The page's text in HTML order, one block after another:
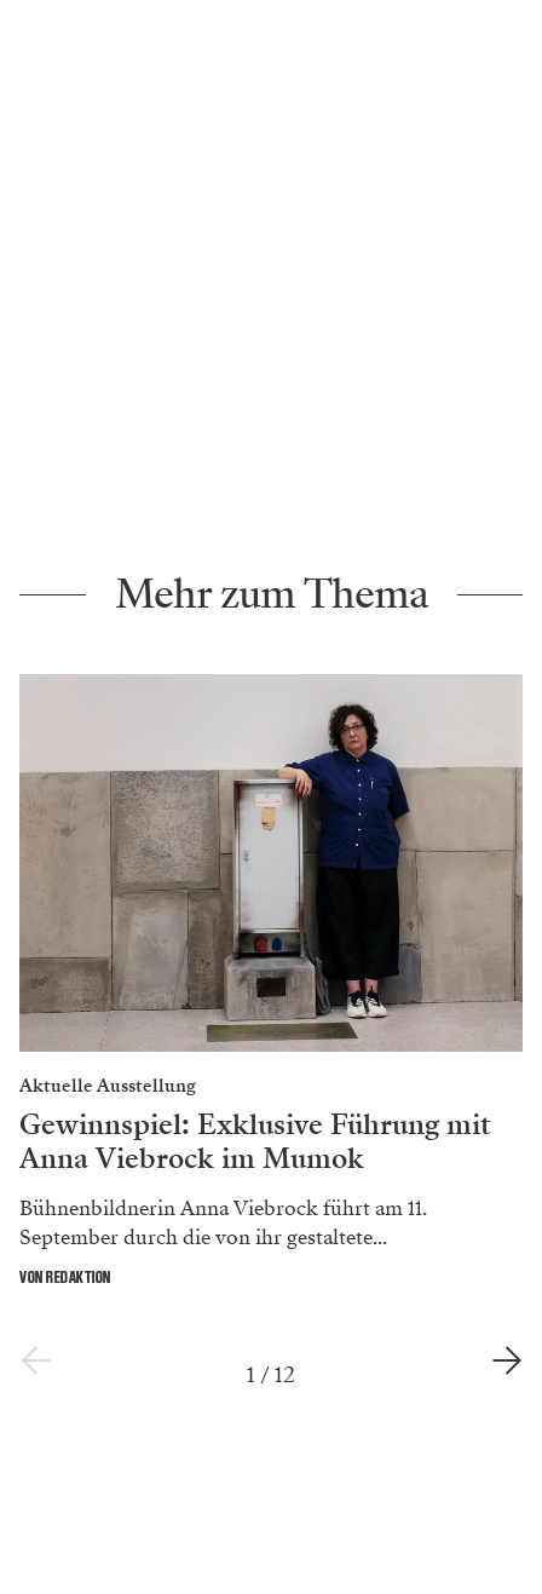
Mehr zum Thema
Aktuelle Ausstellung
Gewinnspiel: Exklusive Führung mit
Anna Viebrock im Mumok
Bühnenbildnerin Anna Viebrock führt am 11.
September durch die von ihr gestaltete...
VON REDAKTION
1 /12